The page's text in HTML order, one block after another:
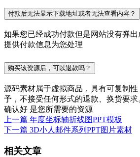
付款后无法显示下载地址或者无法查看内容？
如果您已经成功付款但是网站没有弹
提供付款信息为您处理
购买该资源后，可以退款吗？
源码素材属于虚拟商品，具有可复制
予，不接受任何形式的退款、换货要
确认好 是您所需要的资源
上一篇 年度坐标轴折线图PPT模板
下一篇 3D小人邮件系列PPT图片素材
相关文章